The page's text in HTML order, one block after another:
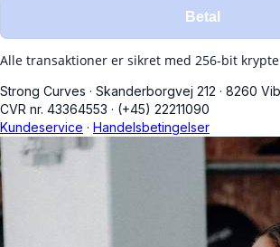
Betal
Alle transaktioner er sikret med 256-bit
Strong Curves · Skanderborgvej 212 · 8260
CVR nr. 43364553 · (+45) 22211090
Kundeservice · Handelsbetingelser